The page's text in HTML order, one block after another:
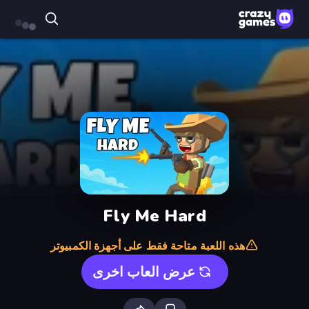
Fly Me Hard
هذه اللعبة متاحة فقط على أجهزة الكمبيوتر
عرض العاب اخرى